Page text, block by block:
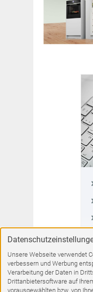
Unsere Webseite verwendet
verbessern und Werbung
Verarbeitung der Daten in
Drittanbietersoftware auf
vorausgewählten bzw. von